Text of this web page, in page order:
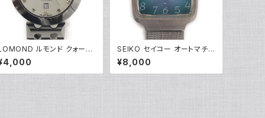
ルモンド クォーツ
ディースウォッチ LM-777
シェル文字盤 Y05275
SEIKO セイコー オートマチッ
ク 2409-3010 自動巻き ス
クエアダイアル アンティーク
青文字盤 ※裏蓋個人名刻印
¥8,000